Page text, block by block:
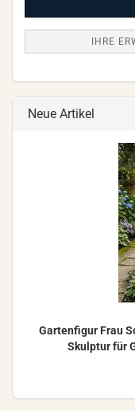
IHRE
Neue Artikel
Gar­ten­fi­gur Frau
Skulptur für